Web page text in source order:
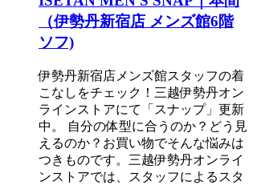
（伊勢丹新宿店 メンズ館6階
ソフ)
伊勢丹新宿店メンズ館スタッフの着
こなしをチェック！三越伊勢丹オン
ラインストアにて「スナップ」更新
中。 自分の体型に合うのか？どう見
えるのか？お買い物でそんな悩みは
つきものです。三越伊勢丹オンライ
ンストアでは、スタッフによるスタ